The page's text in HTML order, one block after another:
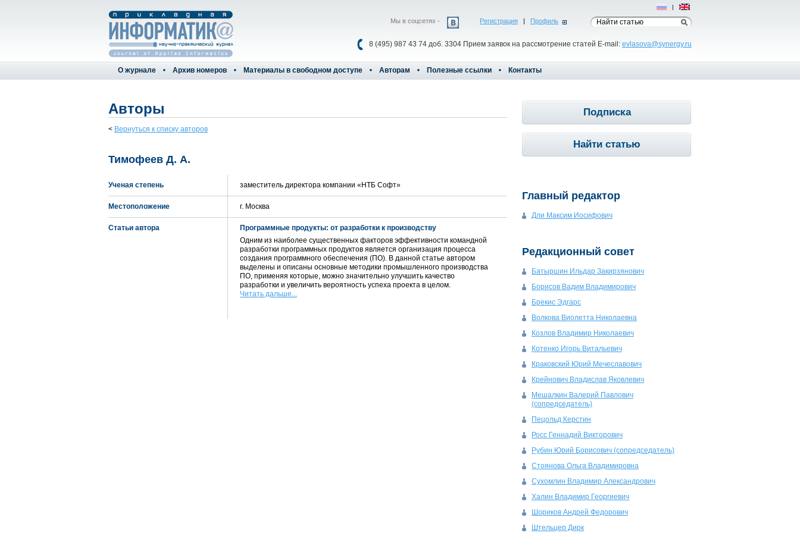
Регистрация | Профиль
8 (495) 987 43 74 доб. 3304 Прием заявок на рассмотрение статей E-mail: evlasova@synergy.ru
Мы в соцсетях -
Рус | Eng
О журнале Архив номеров Материалы в свободном доступе Авторам Полезные ссылки Контакты
Авторы
< Вернуться к списку авторов
Тимофеев Д. А.
Ученая степень заместитель директора компании «НТБ Софт»
Местоположение г. Москва
Статьи автора
Программные продукты: от разработки к производству
Одним из наиболее существенных факторов эффективности командной
разработки программных продуктов является организация процесса
создания программного обеспечения (ПО). В данной статье автором
выделены и описаны основные методики промышленного производства
ПО, применяя которые, можно значительно улучшить качество
разработки и увеличить вероятность успеха проекта в целом.
Читать дальше...
Подписка
Найти статью
Главный редактор
Дли Максим Иосифович
Редакционный совет
Батыршин Ильдар Закирзянович
Борисов Вадим Владимирович
Брекис Эдгарс
Волкова Виолетта Николаевна
Козлов Владимир Николаевич
Котенко Игорь Витальевич
Краковский Юрий Мечеславович
Крейнович Владислав Яковлевич
Мешалкин Валерий Павлович
(сопредседатель)
Пецольд Керстин
Росс Геннадий Викторович
Рубин Юрий Борисович (сопредседатель)
Стоянова Ольга Владимировна
Сухомлин Владимир Александрович
Халин Владимир Георгиевич
Шориков Андрей Федорович
Штельцер Дирк